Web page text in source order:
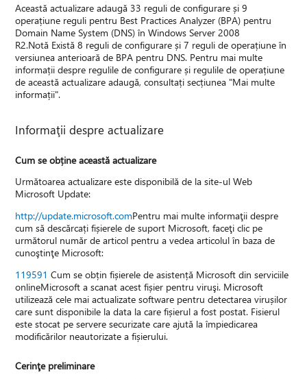
Această actualizare adaugă 33 reguli de configurare și 9
operațiune reguli pentru Best Practices Analyzer (BPA) pentru
Domain Name System (DNS) în Windows Server 2008
R2.Notă Există 8 reguli de configurare și 7 reguli de operațiune în
versiunea anterioară de BPA pentru DNS. Pentru mai multe
informații despre regulile de configurare și regulile de operațiune
de această actualizare adaugă, consultați secțiunea "Mai multe
informații".
Informaţii despre actualizare
Cum se obține această actualizare
Următoarea actualizare este disponibilă de la site-ul Web
Microsoft Update:
http://update.microsoft.comPentru mai multe informaţii despre
cum să descărcați fișierele de suport Microsoft, faceţi clic pe
următorul număr de articol pentru a vedea articolul în baza de
cunoştinţe Microsoft:
119591 Cum se obțin fișierele de asistență Microsoft din serviciile
onlineMicrosoft a scanat acest fișier pentru viruşi. Microsoft
utilizează cele mai actualizate software pentru detectarea virușilor
care sunt disponibile la data la care fișierul a fost postat. Fisierul
este stocat pe servere securizate care ajută la împiedicarea
modificărilor neautorizate a fișierului.
Cerinţe preliminare